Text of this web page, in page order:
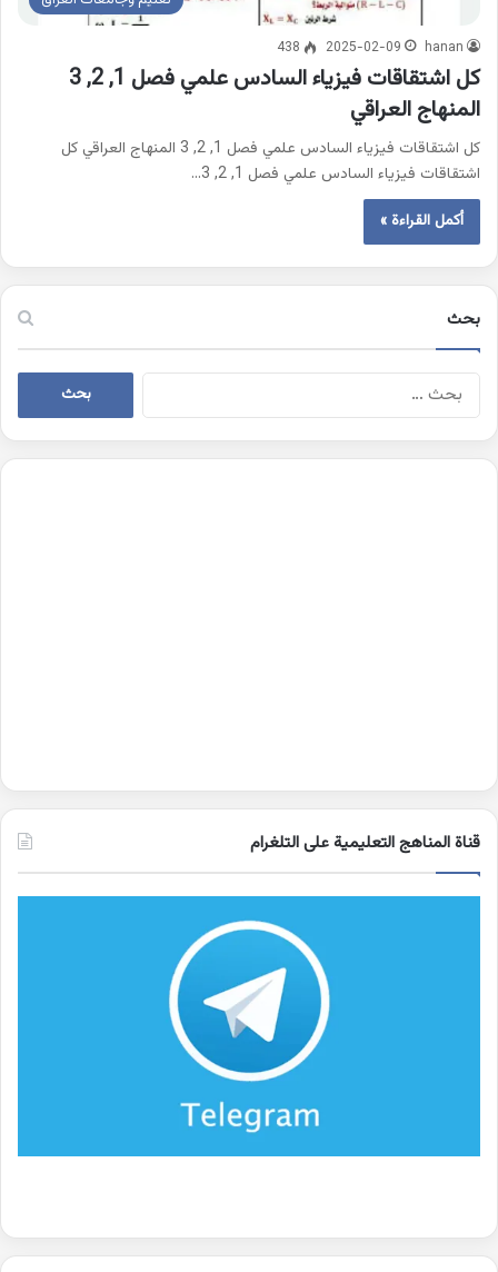
hanan
2025-02-09
438
كل اشتقاقات فيزياء السادس علمي فصل 1, 2, 3
المنهاج العراقي
كل اشتقاقات فيزياء السادس علمي فصل 1, 2, 3 المنهاج العراقي كل
اشتقاقات فيزياء السادس علمي فصل 1, 2, 3…
أكمل القراءة »
بحث
البحث
قناة المناهج التعليمية على التلغرام